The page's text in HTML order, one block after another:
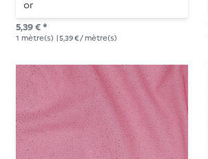
or
5,39 € *
1 mètre(s) | 5,39 € / mètre(s)